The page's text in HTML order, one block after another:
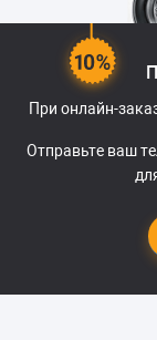
При онлайн-
Отправьте ваш